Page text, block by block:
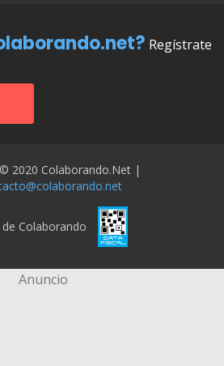
Regístrate
2020 Colaborando.net |
Colaborando
Anuncio